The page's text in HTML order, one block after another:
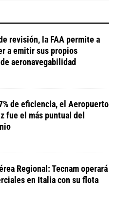
revisión, la FAA permite a
a emitir sus propios
aeronavegabilidad
de eficiencia, el Aeropuerto
fue el más puntual del
Regional: Tecnam operará
en Italia con su flota